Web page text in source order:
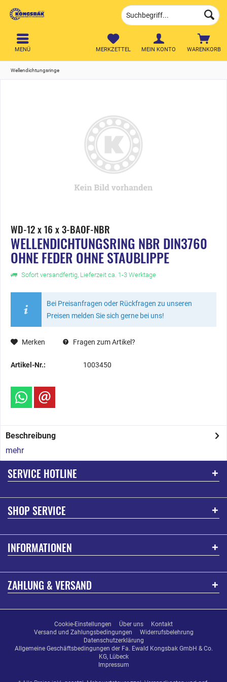
WARENKORB
MERKZETTEL MEIN KONTO
MENÜ
Wellendichtungsringe
WD-12 x 16 x 3-BAOF-NBR
WELLENDICHTUNGSRING NBR DIN3760
OHNE FEDER OHNE STAUBLIPPE
Sofort versandfertig, Lieferzeit ca. 1-3 Werktage
Bei Preisanfragen oder Rückfragen zu unseren
Preisen melden Sie sich gerne bei uns!
Merken Fragen zum Artikel?
Artikel-Nr.: 1003450
Beschreibung
mehr
SERVICE HOTLINE
SHOP SERVICE
INFORMATIONEN
ZAHLUNG & VERSAND
Cookie-Einstellungen Über uns
Kontakt
Versand und Zahlungsbedingungen
Widerrufsbelehrung
Datenschutzerklärung
Allgemeine Geschäftsbedingungen der Fa. Ewald Kongsbak GmbH & Co.
KG, Lübeck
Impressum